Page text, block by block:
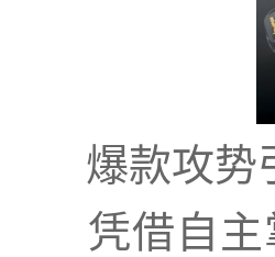
爆款攻势引
凭借自主掌